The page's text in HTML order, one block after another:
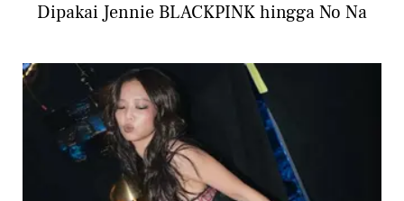
Dipakai Jennie BLACKPINK hingga No Na